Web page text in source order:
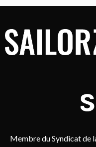
Membre du Syndicat de